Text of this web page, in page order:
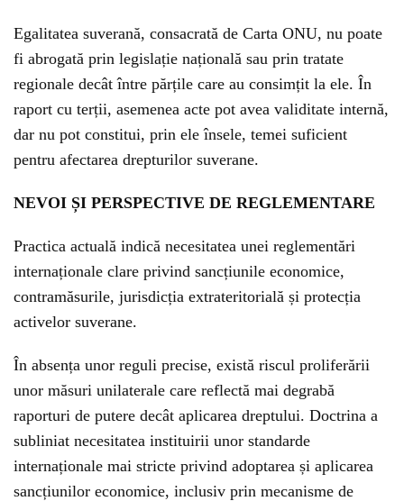
Egalitatea suverană, consacrată de Carta ONU, nu poate
fi abrogată prin legislație națională sau prin tratate
regionale decât între părțile care au consimțit la ele. În
raport cu terții, asemenea acte pot avea validitate internă,
dar nu pot constitui, prin ele însele, temei suficient
pentru afectarea drepturilor suverane.
NEVOI ȘI PERSPECTIVE DE REGLEMENTARE
Practica actuală indică necesitatea unei reglementări
internaționale clare privind sancțiunile economice,
contramăsurile, jurisdicția extrateritorială și protecția
activelor suverane.
În absența unor reguli precise, există riscul proliferării
unor măsuri unilaterale care reflectă mai degrabă
raporturi de putere decât aplicarea dreptului. Doctrina a
subliniat necesitatea instituirii unor standarde
internaționale mai stricte privind adoptarea și aplicarea
sancțiunilor economice, inclusiv prin mecanisme de